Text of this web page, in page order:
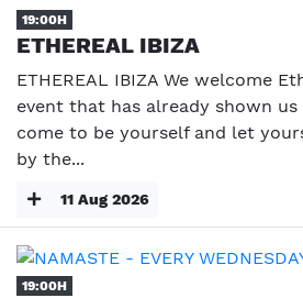
19:00H
ETHEREAL IBIZA
ETHEREAL IBIZA We welcome
event that has already shown
come to be yourself and let
by the...
11 Aug 2026
19:00H